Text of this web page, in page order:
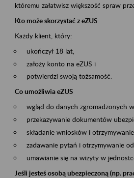
któremu załatwisz większość spraw
Kto może skorzystać z eZUS
Każdy klient, który:
ukończył 18 lat,
założy konto na eZUS i
potwierdzi swoją tożsamość.
Co umożliwia eZUS
wgląd do danych zgromadzonych
przekazywanie dokumentów
składanie wniosków i
zadawanie pytań i otrzymywanie
umawianie się na wizyty w
Jeśli jesteś osobą ubezpieczoną (np.